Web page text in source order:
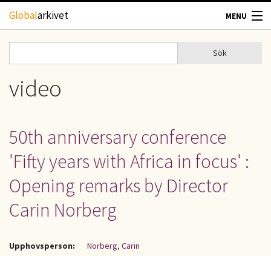
Hoppa till huvudinnehåll
Globalarkivet MENU
TIDSKRIFTER
GEOGRAFI
UPPHOVSRÄTT
KONTAKT
Sökformulär
Sök
video
50th anniversary conference
'Fifty years with Africa in focus' :
Opening remarks by Director
Carin Norberg
Upphovsperson:
Norberg, Carin